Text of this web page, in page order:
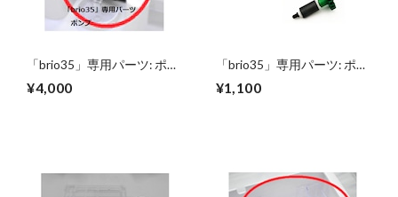
「brio35」専用パーツ: ポン
¥4,000
「brio35」専用パーツ: ポン
¥1,100